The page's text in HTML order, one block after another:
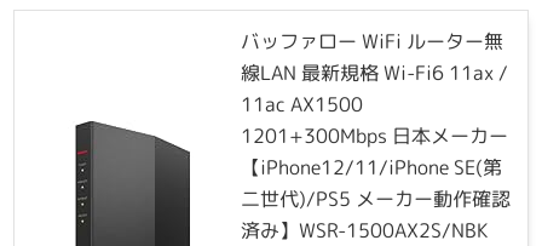
バッファロー WiFi ルーター無
線LAN 最新規格 Wi-Fi6 11ax /
11ac AX1500
1201+300Mbps 日本メーカー
【iPhone12/11/iPhone SE(第
二世代)/PS5 メーカー動作確認
済み】WSR-1500AX2S/NBK